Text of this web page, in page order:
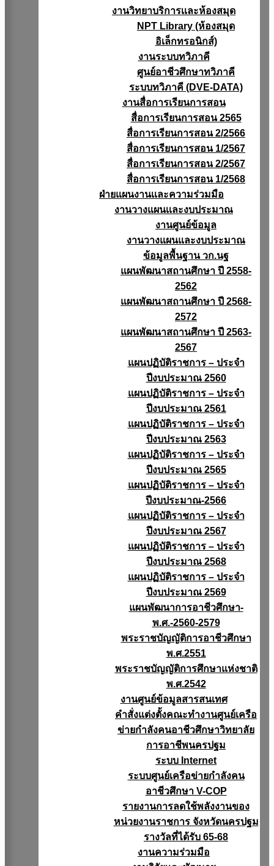
งานวิทยาบริการเเละห้องสมุด
NPT Library (ห้องสมุด
อิเล็กทรอนิกส์)
งานระบบทวิภาคี
ศูนย์อาชีวศึกษาทวิภาคี
ระบบทวิภาคี (DVE-DATA)
งานสื่อการเรียนการสอน
สื่อการเรียนการสอน 2565
สื่อการเรียนการสอน 2/2566
สื่อการเรียนการสอน 1/2567
สื่อการเรียนการสอน 2/2567
สื่อการเรียนการสอน 1/2568
ฝ่ายแผนงานเเละความร่วมมือ
งานวางแผนเเละงบประมาณ
งานศูนย์ข้อมูล
งานวางแผนและงบประมาณ
ข้อมูลพื้นฐาน วก.นฐ
แผนพัฒนาสถานศึกษา ปี 2558-
2562
แผนพัฒนาสถานศึกษา ปี 2568-
2572
แผนพัฒนาสถานศึกษา ปี 2563-
2567
แผนปฏิบัติราชการ – ประจำ
ปีงบประมาณ 2560
แผนปฏิบัติราชการ – ประจำ
ปีงบประมาณ 2561
แผนปฏิบัติราชการ – ประจำ
ปีงบประมาณ 2563
แผนปฏิบัติราชการ – ประจำ
ปีงบประมาณ 2565
แผนปฏิบัติราชการ – ประจำ
ปีงบประมาณ-2566
แผนปฏิบัติราชการ – ประจำ
ปีงบประมาณ 2567
แผนปฏิบัติราชการ – ประจำ
ปีงบประมาณ 2568
แผนปฏิบัติราชการ – ประจำ
ปีงบประมาณ 2569
แผนพัฒนาการอาชีวศึกษา-
พ.ศ.-2560-2579
พระราชบัญญัติการอาชีวศึกษา
พ.ศ.2551
พระราชบัญญัติการศึกษาแห่งชาติ
พ.ศ.2542
งานศูนย์ข้อมูลสารสนเทศ
คำสั่งแต่งตั้งคณะทำงานศูนย์เครือ
ข่ายกำลังคนอาชีวศึกษาวิทยาลัย
การอาชีพนครปฐม
ระบบ Internet
ระบบศูนย์เครือข่ายกำลังคน
อาชีวศึกษา V-COP
รายงานการลดใช้พลังงานของ
หน่วยงานราชการ จังหวัดนครปฐม
รางวัลที่ได้รับ 65-68
งานความร่วมมือ